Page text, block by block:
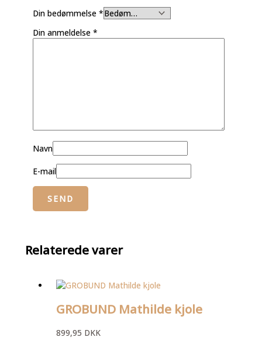
Din bedømmelse*
Din anmeldelse*
Navn
E-mail
Relaterede varer
GROBUND Mathilde kjole
899,95 DKK